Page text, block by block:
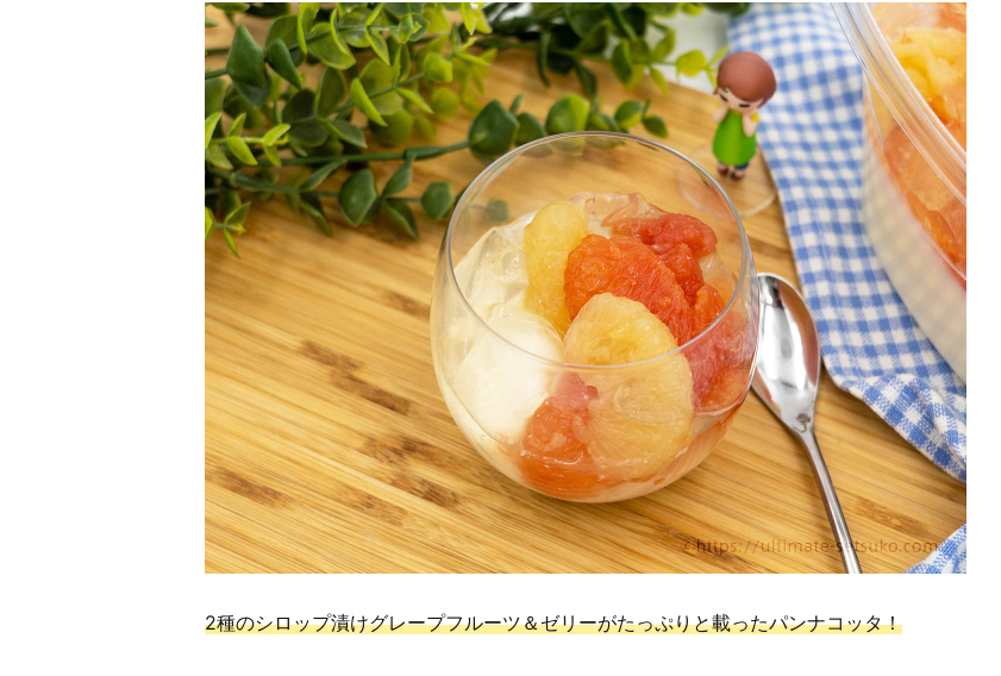
2種のシロップ漬けグレープフルーツ＆ゼリーがたっぷりと載ったパンナコッタ！